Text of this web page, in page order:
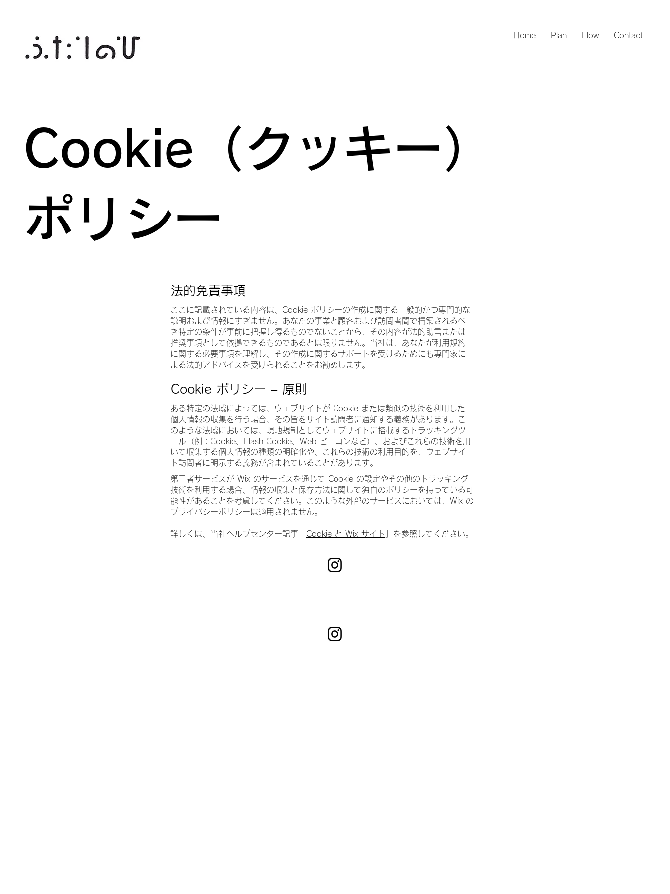
Home Plan Flow Contact
Cookie（クッキー）
ポリシー
法的免責事項
ここに記載されている内容は、Cookie ポリシーの作成に関する一般的かつ専門的な
説明および情報にすぎません。あなたの事業と顧客および訪問者間で構築されるべ
き特定の条件が事前に把握し得るものでないことから、その内容が法的助言または
推奨事項として依拠できるものであるとは限りません。当社は、あなたが利用規約
に関する必要事項を理解し、その作成に関するサポートを受けるためにも専門家に
よる法的アドバイスを受けられることをお勧めします。
Cookie ポリシー – 原則
ある特定の法域によっては、ウェブサイトが Cookie または類似の技術を利用した
個人情報の収集を行う場合、その旨をサイト訪問者に通知する義務があります。こ
のような法域においては、現地規制としてウェブサイトに搭載するトラッキングツ
ール（例：Cookie、Flash Cookie、Web ビーコンなど）、およびこれらの技術を用
いて収集する個人情報の種類の明確化や、これらの技術の利用目的を、ウェブサイ
ト訪問者に明示する義務が含まれていることがあります。
第三者サービスが Wix のサービスを通じて Cookie の設定やその他のトラッキング
技術を利用する場合、情報の収集と保存方法に関して独自のポリシーを持っている可
能性があることを考慮してください。このような外部のサービスにおいては、Wix の
プライバシーポリシーは適用されません。
詳しくは、当社ヘルプセンター記事「 Cookie と Wix サイト 」を参照してください。